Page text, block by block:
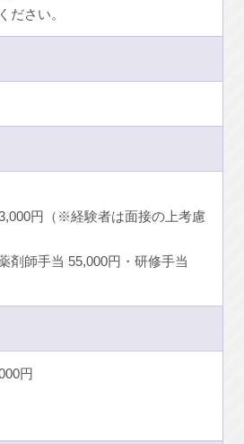
ださい。
円（※経験者は面接の上考慮
当 55,000円・研修手当
円